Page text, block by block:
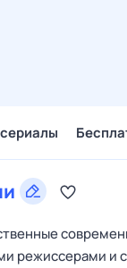
режиссерами и